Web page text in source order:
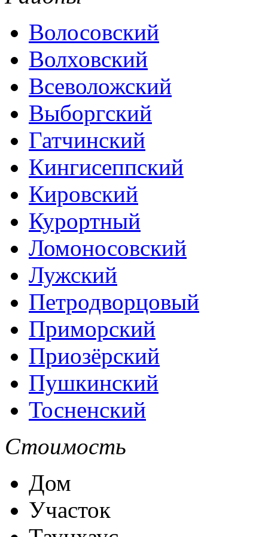
Волосовский
Волховский
Всеволожский
Выборгский
Гатчинский
Кингисеппский
Кировский
Курортный
Ломоносовский
Лужский
Петродворцовый
Приморский
Приозёрский
Пушкинский
Тосненский
Стоимость
Дом
Участок